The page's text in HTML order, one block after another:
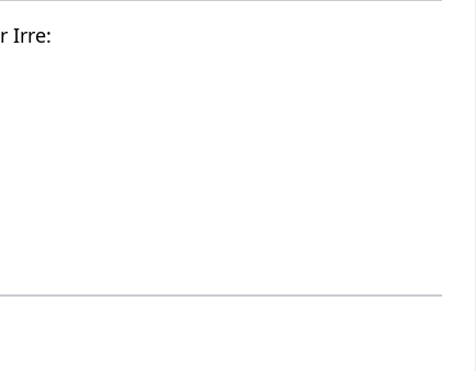
Hier findest du die Tonspur des oberen Videos, also einen Audio Vortrag über Irre‏‎: